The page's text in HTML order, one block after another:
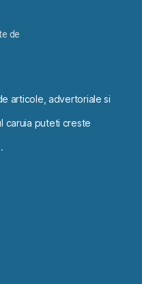
articole, advertoriale si
caruia puteti creste